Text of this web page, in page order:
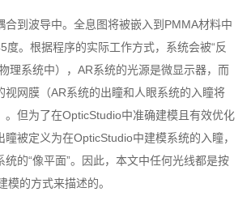
合到波导中。全息图将被嵌入到PMMA材料中
度。根据程序的实际工作方式，系统会被“反
理系统中），AR系统的光源是微显示器，而
视网膜（AR系统的出瞳和人眼系统的入瞳将
。但为了在OpticStudio中准确建模且有效优化
瞳被定义为在OpticStudio中建模系统的入瞳，
的“像平面”。因此，本文中任何光线都是按
模的方式来描述的。